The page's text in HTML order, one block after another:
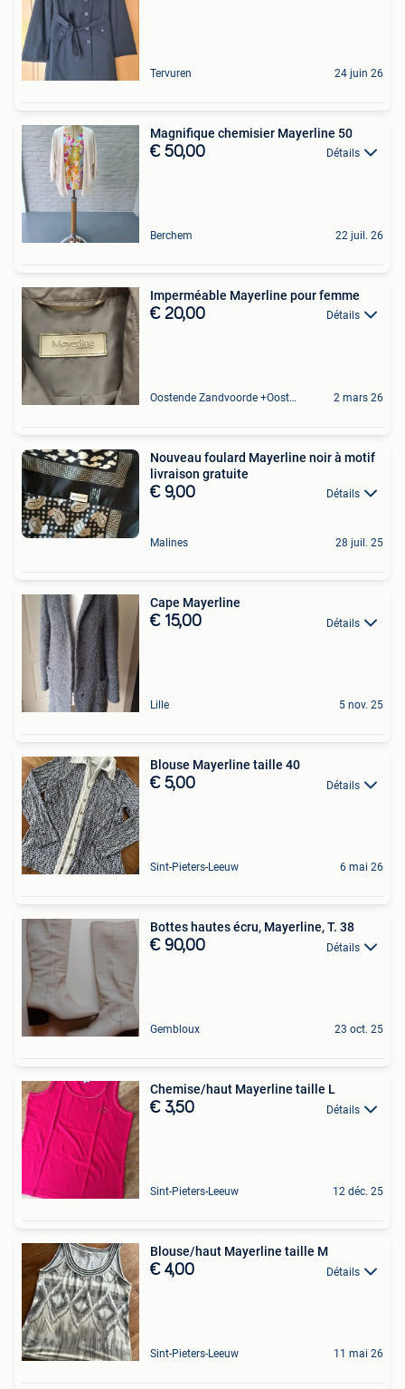
Tervuren 24 juin 26
Magnifique chemisier Mayerline 50
€ 50,00 Détails
Berchem 22 juil. 26
Imperméable Mayerline pour femme
€ 20,00 Détails
Oostende Zandvoorde +Oostende 2 mars 26
Nouveau foulard Mayerline noir à motif
livraison gratuite
€ 9,00 Détails
Malines 28 juil. 25
Cape Mayerline
€ 15,00 Détails
Lille 5 nov. 25
Blouse Mayerline taille 40
€ 5,00 Détails
Sint-Pieters-Leeuw 6 mai 26
Bottes hautes écru, Mayerline, T. 38
€ 90,00 Détails
Gembloux 23 oct. 25
Chemise/haut Mayerline taille L
€ 3,50 Détails
Sint-Pieters-Leeuw 12 déc. 25
Blouse/haut Mayerline taille M
€ 4,00 Détails
Sint-Pieters-Leeuw 11 mai 26